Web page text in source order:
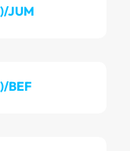
JUM
BEF